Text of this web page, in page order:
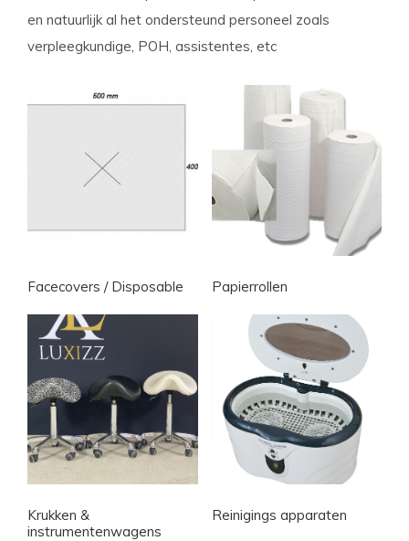
en natuurlijk al het ondersteund personeel zoals
verpleegkundige, POH, assistentes, etc
Facecovers / Disposable Papierrollen
Krukken &
instrumentenwagens
Reinigings apparaten